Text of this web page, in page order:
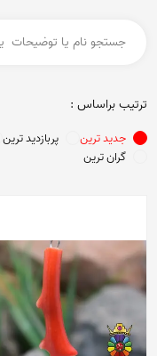
ترتیب براساس :
جدید ترین پربازدید ترین
گران ترین